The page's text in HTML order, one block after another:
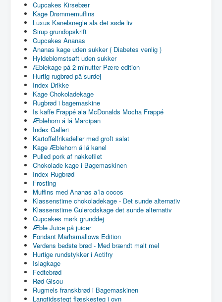
Cupcakes Kirsebær
Kage Drømmemuffins
Luxus Kanelsnegle ala det søde liv
Sirup grundopskrift
Cupcakes Ananas
Ananas kage uden sukker ( Diabetes venlig )
Hyldeblomstsaft uden sukker
Æblekage på 2 minutter Pære edition
Hurtig rugbrød på surdej
Index Drikke
Kage Chokoladekage
Rugbrød i bagemaskine
Is kaffe Frappé ala McDonalds Mocha Frappé
Æblehorn á lá Marcipan
Index Galleri
Kartoffelfrikadeller med groft salat
Kage Æblehorn á lá kanel
Pulled pork af nakkefilet
Chokolade kage i Bagemaskinen
Index Rugbrød
Frosting
Muffins med Ananas a´la cocos
Klassenstime chokoladekage - Det sunde alternativ
Klassenstime Gulerodskage det sunde alternativ
Cupcakes mørk grunddej
Æble Juice på juicer
Fondant Marhsmallows Edition
Verdens bedste brød - Med brændt malt mel
Hurtige rundstykker i Actifry
Islagkage
Fedtebrød
Rød Gisou
Rugmels franskbrød i Bagemaskinen
Langtidsstegt flæskesteg i ovn